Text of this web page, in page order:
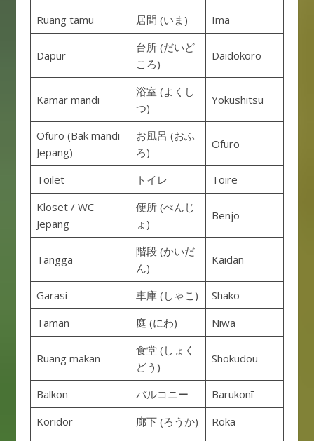
Ruang tamu 居間 (いま) Ima
Dapur
台所 (だいど
ころ)
Daidokoro
Kamar mandi
浴室 (よくし
つ)
Yokushitsu
Ofuro (Bak mandi
Jepang)
お風呂 (おふ
ろ)
Ofuro
Toilet トイレ
Toire
Kloset / WC
Jepang
便所 (べんじ
ょ)
Benjo
Tangga
階段 (かいだ
ん)
Kaidan
Garasi 車庫 (しゃこ)
Shako
Taman
庭 (にわ) Niwa
Ruang makan
食堂 (しょく
どう)
Shokudou
Balkon バルコニー
Barukonī
Koridor
廊下 (ろうか) Rōka